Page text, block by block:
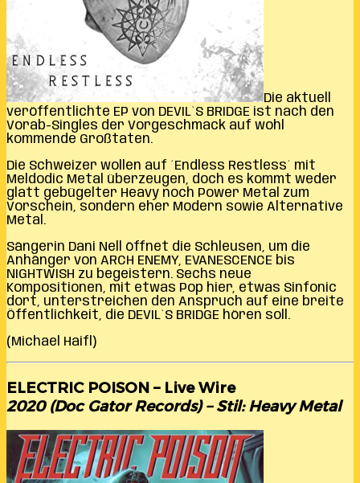
Die aktuell
veröffentlichte EP von DEVIL`S BRIDGE ist nach den
Vorab-Singles der Vorgeschmack auf wohl
kommende Großtaten.
Die Schweizer wollen auf ´Endless Restless´ mit
Meldodic Metal überzeugen, doch es kommt weder
glatt gebügelter Heavy noch Power Metal zum
Vorschein, sondern eher Modern sowie Alternative
Metal.
Sängerin Dani Nell öffnet die Schleusen, um die
Anhänger von ARCH ENEMY, EVANESCENCE bis
NIGHTWISH zu begeistern. Sechs neue
Kompositionen, mit etwas Pop hier, etwas Sinfonic
dort, unterstreichen den Anspruch auf eine breite
Öffentlichkeit, die DEVIL`S BRIDGE hören soll.
(Michael Haifl)
ELECTRIC POISON – Live Wire
2020 (Doc Gator Records) – Stil: Heavy Metal